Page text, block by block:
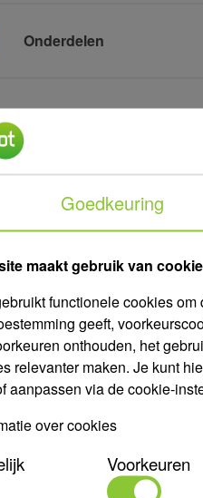
Onderdelen
excl.
zijn onze standaardprijzen
persoonlijke
E-mailadres*
Voornaam *
*
Goedkeuring
maakt gebruik van
functionele cookies
geeft,
onthouden, het
relevanter maken. Je kunt
aanpassen via de cookie-
over cookies
Voorkeuren